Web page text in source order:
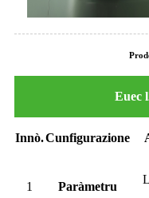
Euec
Innò.Cunfigurazione
1 Paràmetru